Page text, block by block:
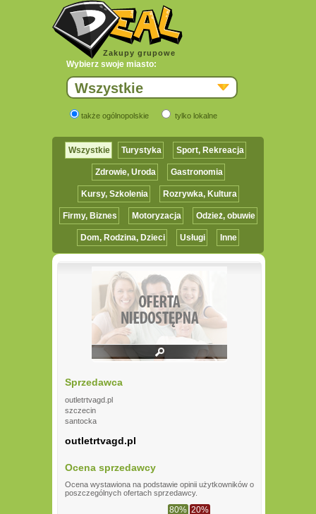
Zakupy grupowe
Wybierz swoje miasto:
Wszystkie
także ogólnopolskie tylko lokalne
Wszystkie Turystyka Sport, Rekreacja
Zdrowie, Uroda Gastronomia
Kursy, Szkolenia Rozrywka, Kultura
Firmy, Biznes Motoryzacja Odzież, obuwie
Dom, Rodzina, Dzieci Usługi Inne
Sprzedawca
outletrtvagd.pl
szczecin
santocka
outletrtvagd.pl
Ocena sprzedawcy
Ocena wystawiona na podstawie opinii użytkowników o
poszczególnych ofertach sprzedawcy.
80% 20%